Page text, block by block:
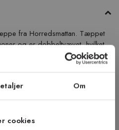
Om
cookies
fra Horredsmattan. Tæppet
og er dobbeltvævet, hvilket
på den anden side. Plasttæpper
holde rene, og de passer
i farven beige.